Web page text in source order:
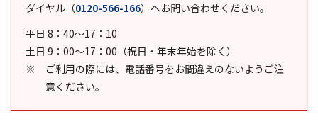
ダイヤル （0120-566-166） へお問い合わせください。
平日 8：40～17：10
土日 9：00～17：00（祝日・年末年始を除く）
ご利用の際には、電話番号をお間違えのないようご注
意ください。